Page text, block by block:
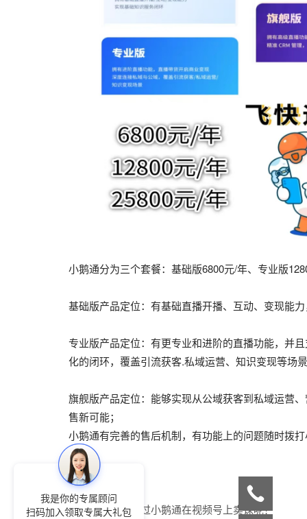
小鹅通分为三个套餐：基础版6800元/年、专业版
基础版产品定位：有基础直播开播、互动、变现能
专业版产品定位：有更专业和进阶的直播功能，并
化的闭环，覆盖引流获客.私域运营、知识变现等场
旗舰版产品定位：能够实现从公域获客到私域运营
售新可能；
小鹅通有完善的售后机制，有功能上的问题随时拨
上一篇：如何通过小鹅通在视频号上卖课呢？
我是你的专属顾问
扫码加入领取专属大礼包